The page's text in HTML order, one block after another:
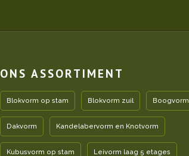
ONS ASSORTIMENT
Blokvorm op stam Blokvorm zuil Boogvorm
Dakvorm Kandelabervorm en Knotvorm
Kubusvorm op stam Leivorm laag 5 etages